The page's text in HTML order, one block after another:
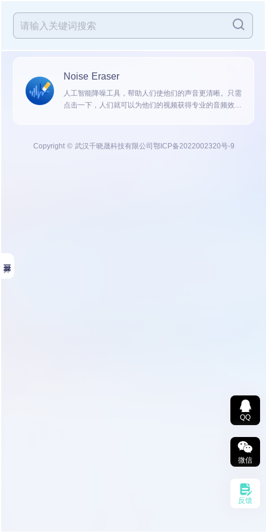
Noise Eraser
人工智能降噪工具，帮助人们使他们的声音更清晰。只需
点击一下，人们就可以为他们的视频获得专业的音频效
QQ
微信
反馈
Copyright © 武汉千晓晟科技有限公司 鄂ICP备2022002320号-9